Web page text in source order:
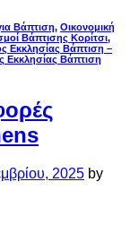
Βάπτιση, Οικονομική
Βάπτισης Κορίτσι,
Εκκλησίας Βάπτιση –
Εκκλησίας Βάπτιση
2025 by